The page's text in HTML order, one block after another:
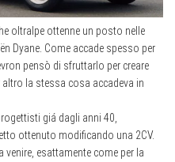
oltralpe ottenne un posto nelle
Dyane. Come accade spesso per
pensò di sfruttarlo per creare
la stessa cosa accadeva in
giá dagli anni 40,
ottenuto modificando una 2CV.
esattamente come per la